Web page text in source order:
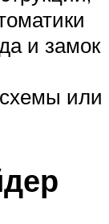
и замок
или